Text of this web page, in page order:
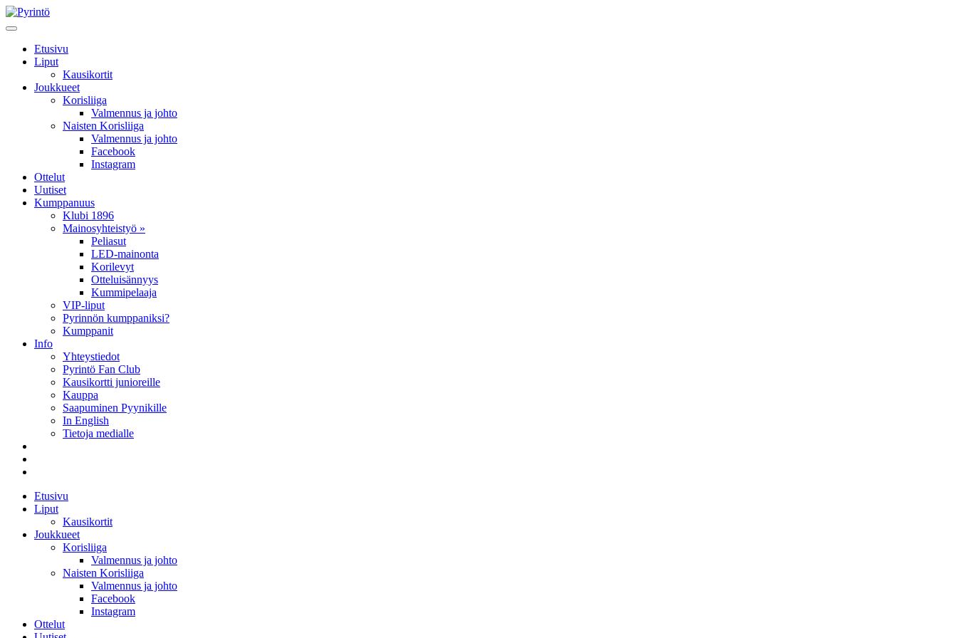
Etusivu
Liput
Kausikortit
Joukkueet
Korisliiga
Valmennus ja johto
Naisten Korisliiga
Valmennus ja johto
Facebook
Instagram
Ottelut
Uutiset
Kumppanuus
Klubi 1896
Mainosyhteistyö »
Peliasut
LED-mainonta
Korilevyt
Otteluisännyys
Kummipelaaja
VIP-liput
Pyrinnön kumppaniksi?
Kumppanit
Info
Yhteystiedot
Pyrintö Fan Club
Kausikortti junioreille
Kauppa
Saapuminen Pyynikille
In English
Tietoja medialle
Etusivu
Liput
Kausikortit
Joukkueet
Korisliiga
Valmennus ja johto
Naisten Korisliiga
Valmennus ja johto
Facebook
Instagram
Ottelut